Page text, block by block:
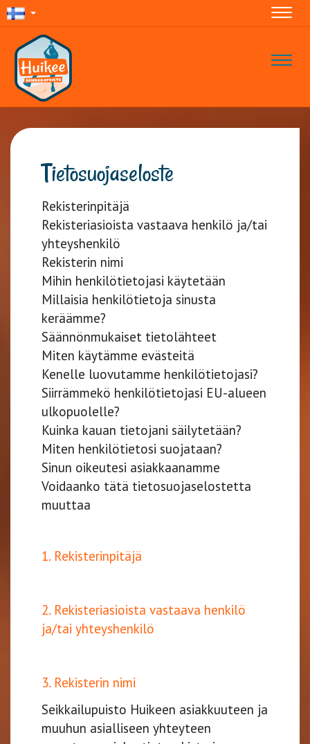
Tietosuojaseloste
Rekisterinpitäjä
Rekisteriasioista vastaava henkilö ja/tai
yhteyshenkilö
Rekisterin nimi
Mihin henkilötietojasi käytetään
Millaisia henkilötietoja sinusta
keräämme?
Säännönmukaiset tietolähteet
Miten käytämme evästeitä
Kenelle luovutamme henkilötietojasi?
Siirrämmekö henkilötietojasi EU-alueen
ulkopuolelle?
Kuinka kauan tietojani säilytetään?
Miten henkilötietosi suojataan?
Sinun oikeutesi asiakkaanamme
Voidaanko tätä tietosuojaselostetta
muuttaa
1. Rekisterinpitäjä
2. Rekisteriasioista vastaava henkilö
ja/tai yhteyshenkilö
3. Rekisterin nimi
Seikkailupuisto Huikeen asiakkuuteen ja
muuhun asialliseen yhteyteen